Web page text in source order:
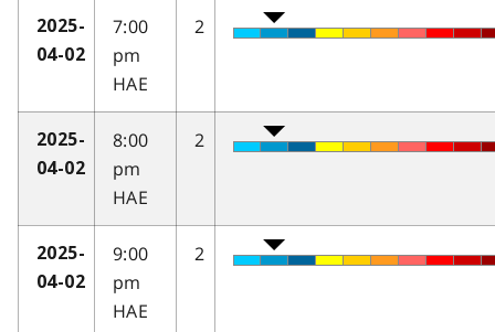
2025-
04-02
7:00
pm
HAE
2
2025-
04-02
8:00
pm
HAE
2
2025-
04-02
9:00
pm
HAE
2